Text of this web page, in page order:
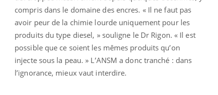
compris dans le domaine des encres. « Il ne faut pas
avoir peur de la chimie lourde uniquement pour les
produits du type diesel, » souligne le Dr Rigon. « Il est
possible que ce soient les mêmes produits qu’on
injecte sous la peau. » L’ANSM a donc tranché : dans
l’ignorance, mieux vaut interdire.